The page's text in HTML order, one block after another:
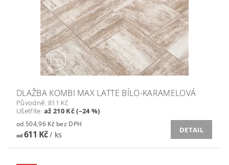
DLAŽBA KOMBI MAX LATTE BÍLO-KARAMELOVÁ
Původně: 811 Kč
Ušetříte:až 210 Kč (–24 %)
od 504,96 Kč bez DPH
od611 Kč/ ks
DETAIL